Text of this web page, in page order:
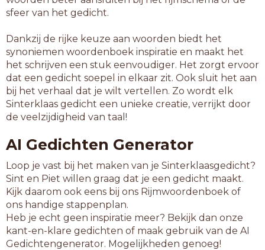
sfeer van het gedicht.
Dankzij de rijke keuze aan woorden biedt het
synoniemen woordenboek inspiratie en maakt het
het schrijven een stuk eenvoudiger. Het zorgt ervoor
dat een gedicht soepel in elkaar zit. Ook sluit het aan
bij het verhaal dat je wilt vertellen. Zo wordt elk
Sinterklaas gedicht een unieke creatie, verrijkt door
de veelzijdigheid van taal!
AI Gedichten Generator
Loop je vast bij het maken van je Sinterklaasgedicht?
Sint en Piet willen graag dat je een gedicht maakt.
Kijk daarom ook eens bij ons Rijmwoordenboek of
ons handige stappenplan.
Heb je echt geen inspiratie meer? Bekijk dan onze
kant-en-klare gedichten of maak gebruik van de AI
Gedichtengenerator. Mogelijkheden genoeg!